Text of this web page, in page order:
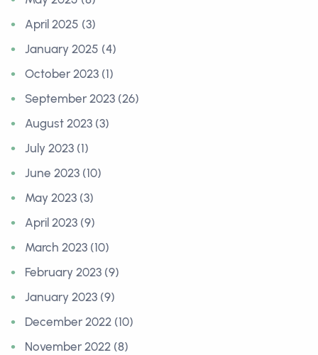
April 2025 (3)
January 2025 (4)
October 2023 (1)
September 2023 (26)
August 2023 (3)
July 2023 (1)
June 2023 (10)
May 2023 (3)
April 2023 (9)
March 2023 (10)
February 2023 (9)
January 2023 (9)
December 2022 (10)
November 2022 (8)